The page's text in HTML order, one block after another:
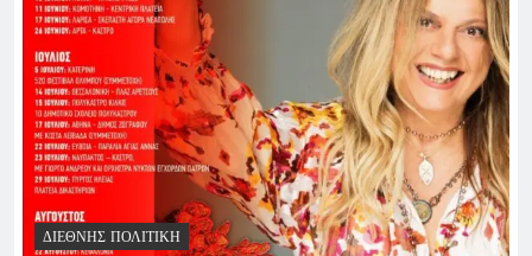
ΔΙΕΘΝΉΣ ΠΟΛΙΤΙΚΉ